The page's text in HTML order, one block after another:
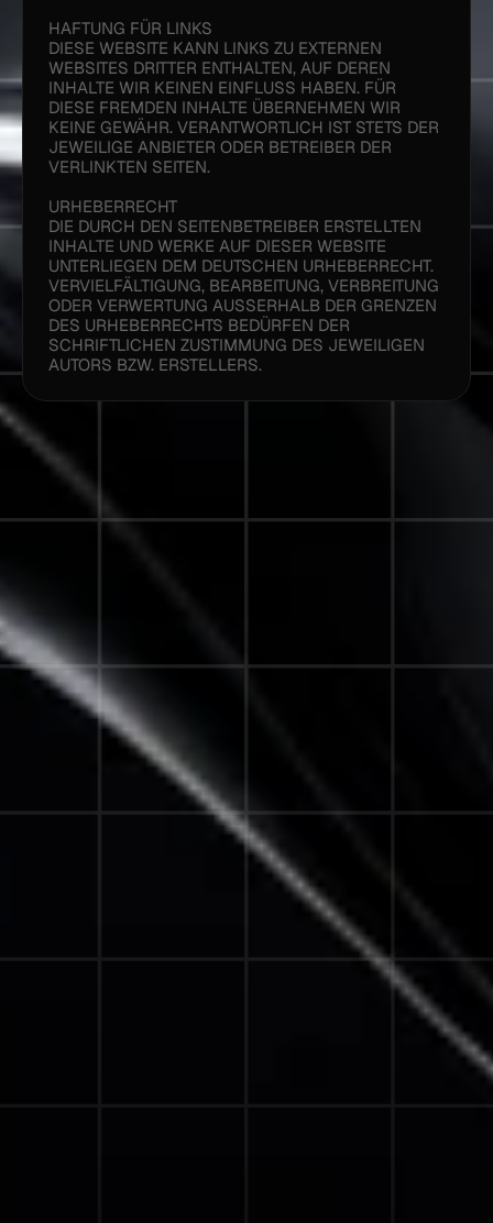
HAFTUNG FÜR LINKS
DIESE WEBSITE KANN LINKS ZU EXTERNEN
WEBSITES DRITTER ENTHALTEN, AUF DEREN
INHALTE WIR KEINEN EINFLUSS HABEN. FÜR
DIESE FREMDEN INHALTE ÜBERNEHMEN WIR
KEINE GEWÄHR. VERANTWORTLICH IST STETS DER
JEWEILIGE ANBIETER ODER BETREIBER DER
VERLINKTEN SEITEN.
URHEBERRECHT
DIE DURCH DEN SEITENBETREIBER ERSTELLTEN
INHALTE UND WERKE AUF DIESER WEBSITE
UNTERLIEGEN DEM DEUTSCHEN URHEBERRECHT.
VERVIELFÄLTIGUNG, BEARBEITUNG, VERBREITUNG
ODER VERWERTUNG AUSSERHALB DER GRENZEN D
ES URHEBERRECHTS BEDÜRFEN DER S
CHRIFTLICHEN ZUSTIMMUNG DES JEWEILIGEN A
UTORS BZW. ERSTELLERS.
GROSSE MARKEN STARTEN H
IER. DEINE SOLLTE ES AUCH.
STRATEGIEGESPRÄCH BUCHEN
VERTRAUEN VON FÜHRENDEN MARKEN